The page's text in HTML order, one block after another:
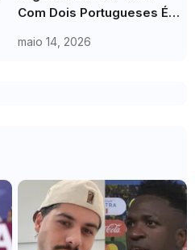
Com Dois Portugueses É
maio 14, 2026